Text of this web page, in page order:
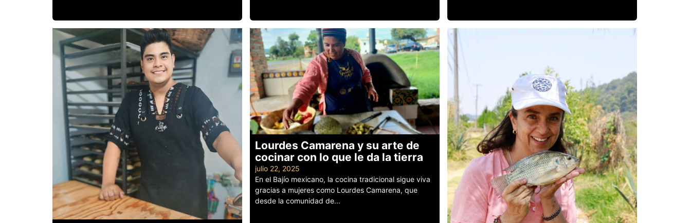
Lourdes Camarena y su arte de
cocinar con lo que le da la tierra
julio 22, 2025
En el Bajío mexicano, la cocina tradicional sigue viva
gracias a mujeres como Lourdes Camarena, que
desde la comunidad de...